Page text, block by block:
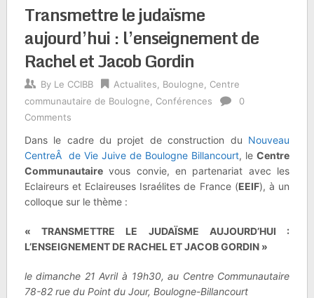
Transmettre le judaïsme
aujourd’hui : l’enseignement de
Rachel et Jacob Gordin
By Le CCIBB Actualites Boulogne
Centre
communautaire de Boulogne
Conférences
0
Comments
Dans le cadre du projet de construction du Nouveau
CentreÂ de Vie Juive de Boulogne Billancourt, leCentre
Communautaire vous convie, en partenariat avec les
Eclaireurs et Eclaireuses Israélites de France (EEIF), à un
colloque sur le thème :
« TRANSMETTRE LE JUDAÏSME AUJOURD’HUI :
L’ENSEIGNEMENT DE RACHEL ET JACOB GORDIN »
le dimanche 21 Avril à 19h30, au Centre Communautaire
78-82 rue du Point du Jour, Boulogne-Billancourt